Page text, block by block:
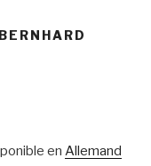
en Allemand